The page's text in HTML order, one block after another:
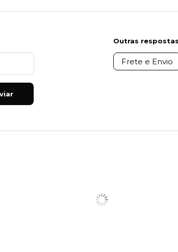
Outras
Frete e Envio